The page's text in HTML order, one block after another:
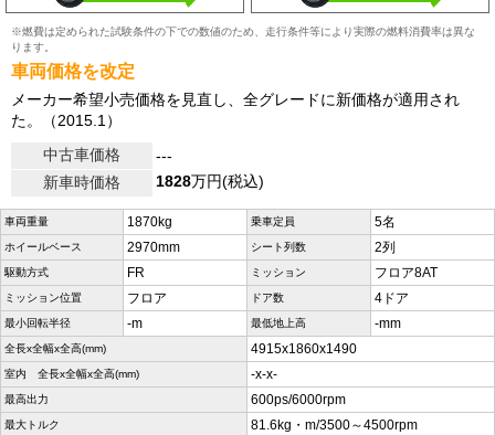
※燃費は定められた試験条件の下での数値のため、走行条件等により実際の燃料消費率は異な
ります。
車両価格を改定
メーカー希望小売価格を見直し、全グレードに新価格が適用され
た。（2015.1）
中古車価格
---
新車時価格
1828万円(税込)
車両重量 1870kg 乗車定員 5名
ホイールベース 2970mm シート列数 2列
駆動方式 FR ミッション フロア8AT
ミッション位置 フロア ドア数 4ドア
最小回転半径 -m 最低地上高 -mm
全長x全幅x全高(mm) 4915x1860x1490
室内 全長x全幅x全高(mm) -x-x-
最高出力 600ps/6000rpm
最大トルク 81.6kg・m/3500～4500rpm